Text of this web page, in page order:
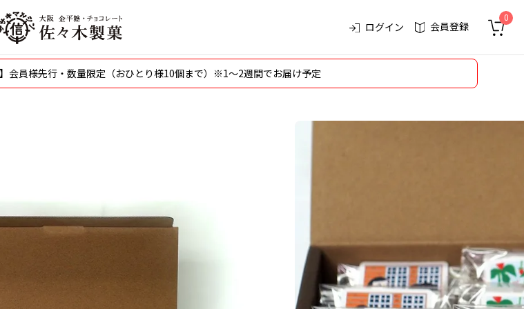
0
会員登録
ログイン
会員様先行・数量限定（おひとり様10個まで）※1～2週間でお届け予定